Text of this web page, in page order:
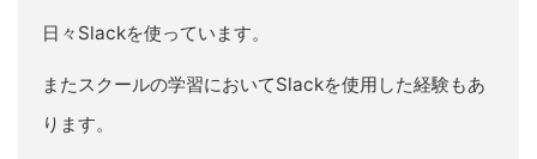
日々Slackを使っています。
またスクールの学習においてSlackを使用した経験もあ
ります。